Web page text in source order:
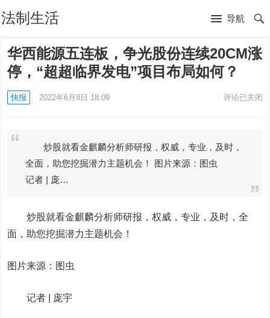
法制生活 导航
华西能源五连板，争光股份连续20CM涨
停，“超超临界发电”项目布局如何？
快报 2022年6月8日 18:09 评论已关闭
炒股就看金麒麟分析师研报，权威，专业，及时，
全面，助您挖掘潜力主题机会！ 图片来源：图虫
记者 | 庞…
炒股就看金麒麟分析师研报，权威，专业，及时，全
面，助您挖掘潜力主题机会！
图片来源：图虫
记者 | 庞宇